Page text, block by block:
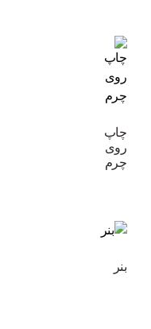
چاپ
روی
چرم
بنر